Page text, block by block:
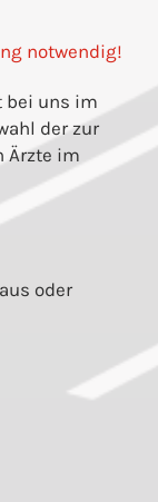
notwendig!
bei uns im
der zur
Ärzte im
oder